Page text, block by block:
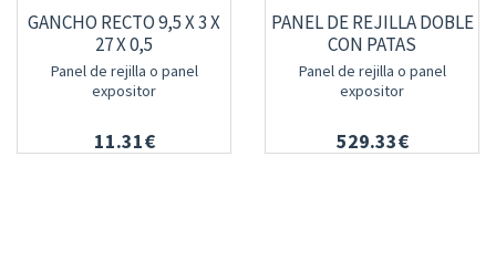
GANCHO RECTO 9,5 X 3 X
27 X 0,5
Panel de rejilla o panel
expositor
11.31€
PANEL DE REJILLA DOBLE
CON PATAS
Panel de rejilla o panel
expositor
529.33€